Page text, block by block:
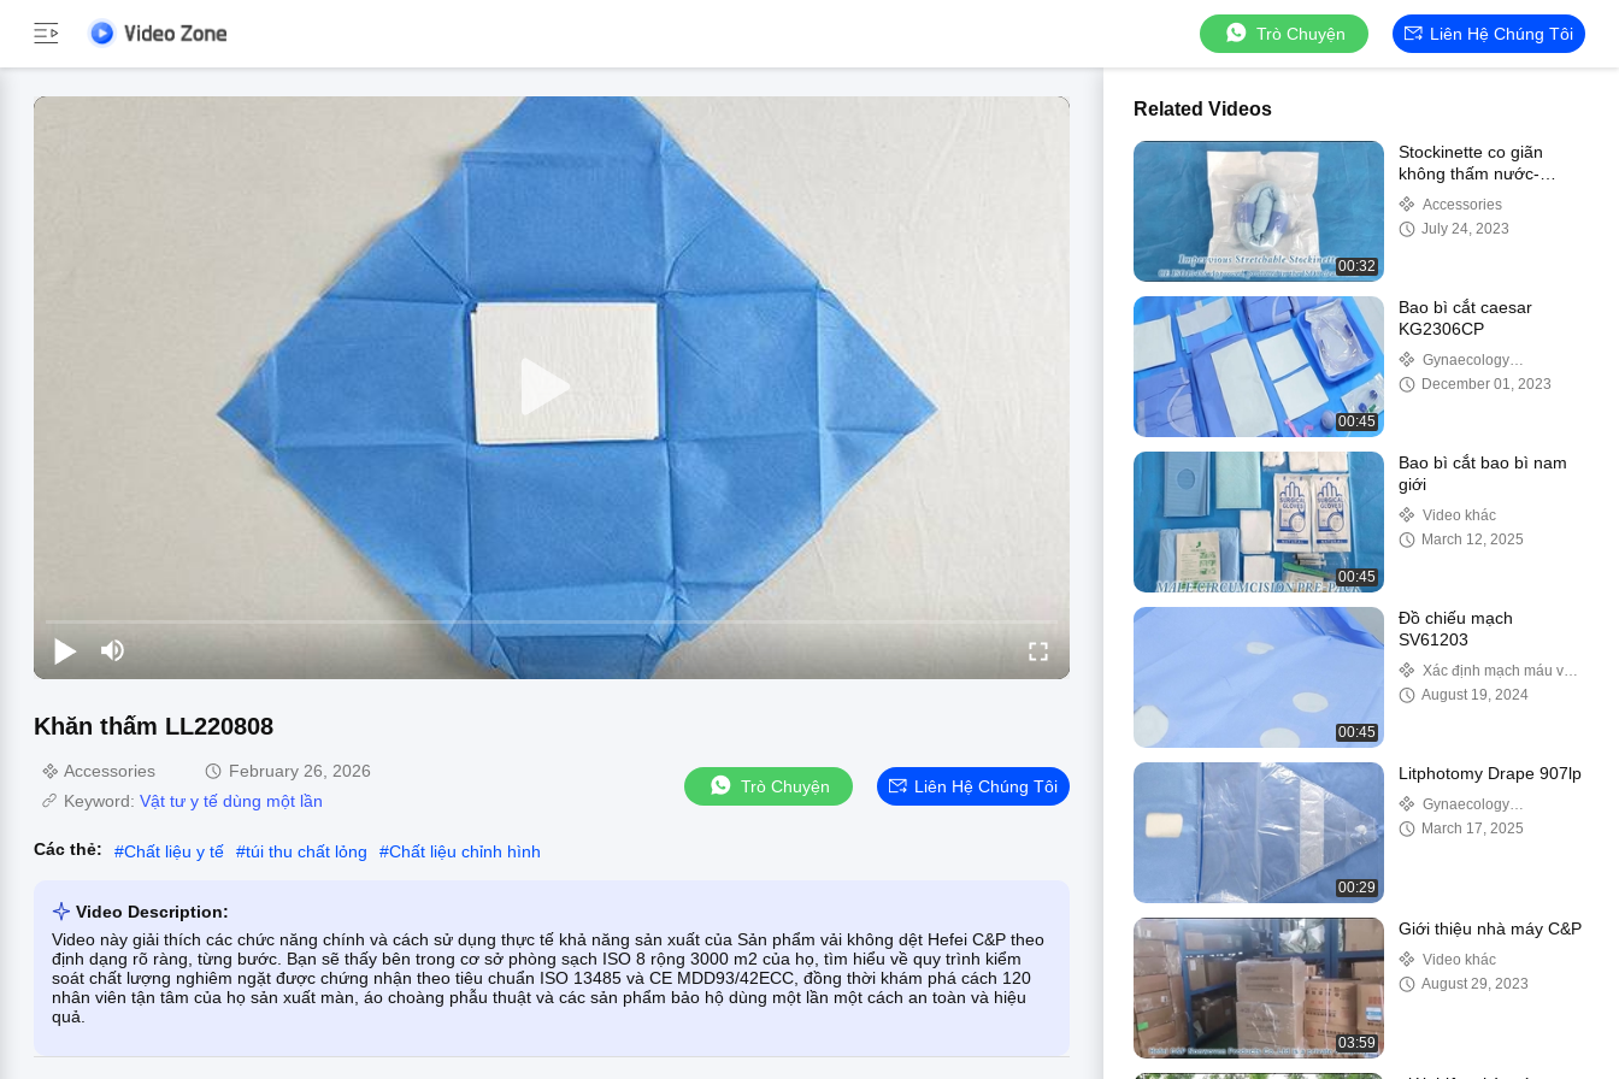
Trò Chuyện Liên Hệ Chúng Tôi
Khăn thấm LL220808
Accessories
February 26, 2026
Keyword: Vật tư y tế dùng một lần
Trò Chuyện Liên Hệ Chúng Tôi
Các thẻ: #Chất liệu y tế #túi thu chất lỏng #Chất liệu chỉnh hình
Video Description:
Video này giải thích các chức năng chính và cách sử dụng thực tế khả năng sản xuất của Sản phẩm vải không dệt Hefei C&P theo
định dạng rõ ràng, từng bước. Bạn sẽ thấy bên trong cơ sở phòng sạch ISO 8 rộng 3000 m2 của họ, tìm hiểu về quy trình kiểm
soát chất lượng nghiêm ngặt được chứng nhận theo tiêu chuẩn ISO 13485 và CE MDD93/42ECC, đồng thời khám phá cách 120
nhân viên tận tâm của họ sản xuất màn, áo choàng phẫu thuật và các sản phẩm bảo hộ dùng một lần một cách an toàn và hiệu
quả.
Related Videos
00:32
Stockinette co giãn
không thấm nước-
90106Accessories
July 24, 2023
00:45
Bao bì cắt caesar
KG2306CP
Gynaecology
Drape&Pack
December 01, 2023
00:45
Bao bì cắt bao bì nam
giới
Video khác
March 12, 2025
00:45
Đồ chiếu mạch
SV61203
Xác định mạch máu và
tim mạch
August 19, 2024
00:29
Litphotomy Drape 907lp
Gynaecology
Drape&Pack
March 17, 2025
03:59
Giới thiệu nhà máy C&P
Video khác
August 29, 2023